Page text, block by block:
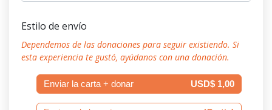
Estilo de envío
Dependemos de las donaciones para seguir existiendo. Si
esta experiencia te gustó, ayúdanos con una donación.
Enviar la carta + donar USD$ 1,00